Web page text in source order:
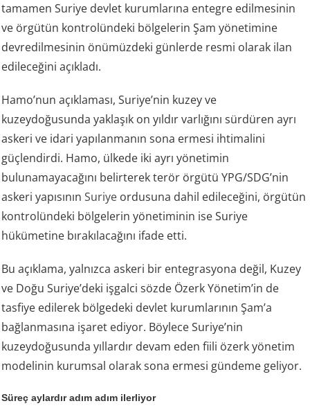
tamamen Suriye devlet kurumlarına entegre edilmesinin
ve örgütün kontrolündeki bölgelerin Şam yönetimine
devredilmesinin önümüzdeki günlerde resmi olarak ilan
edileceğini açıkladı.
Hamo’nun açıklaması, Suriye’nin kuzey ve
kuzeydoğusunda yaklaşık on yıldır varlığını sürdüren ayrı
askeri ve idari yapılanmanın sona ermesi ihtimalini
güçlendirdi. Hamo, ülkede iki ayrı yönetimin
bulunamayacağını belirterek terör örgütü YPG/SDG’nin
askeri yapısınınSuriye ordusuna dahil edileceğini, örgütün
kontrolündeki bölgelerin yönetiminin ise Suriye
hükümetine bırakılacağını ifade etti.
Bu açıklama, yalnızca askeri bir entegrasyona değil, Kuzey
ve Doğu Suriye’deki işgalci sözde Özerk Yönetim’in de
tasfiye edilerek bölgedeki devlet kurumlarının Şam’a
bağlanmasına işaret ediyor. Böylece Suriye’nin
kuzeydoğusunda yıllardır devam eden fiili özerk yönetim
modelinin kurumsal olarak sona ermesi gündeme geliyor.
Süreç aylardır adım adım ilerliyor